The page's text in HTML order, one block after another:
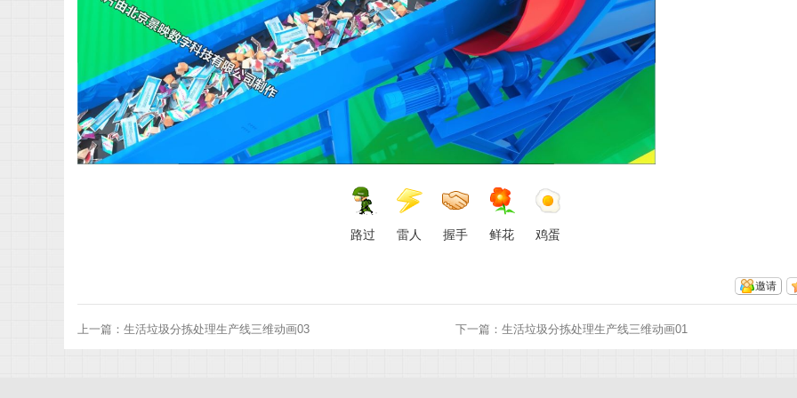
路过 雷人 握手 鲜花 鸡蛋
邀请
上一篇： 生活垃圾分拣处理生产线三维动画03 下一篇： 生活垃圾分拣处理生产线三维动画01